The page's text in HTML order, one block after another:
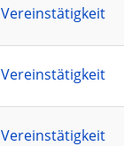
Vereinstätigkeit
Vereinstätigkeit
Vereinstätigkeit